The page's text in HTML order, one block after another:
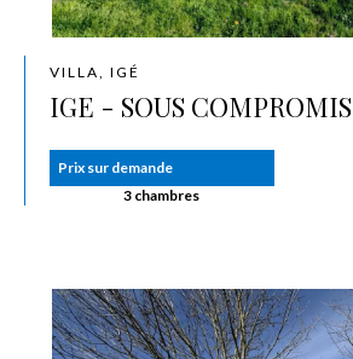
VILLA, IGÉ
IGE - SOUS COMPROMIS
Prix sur demande
3 chambres